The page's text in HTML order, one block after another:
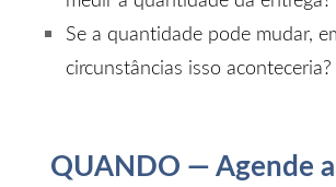
Se a quantidade pode mudar,
circunstâncias isso aconteceria?
QUANDO — Agende